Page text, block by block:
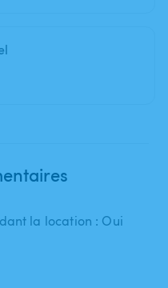
la location : Oui